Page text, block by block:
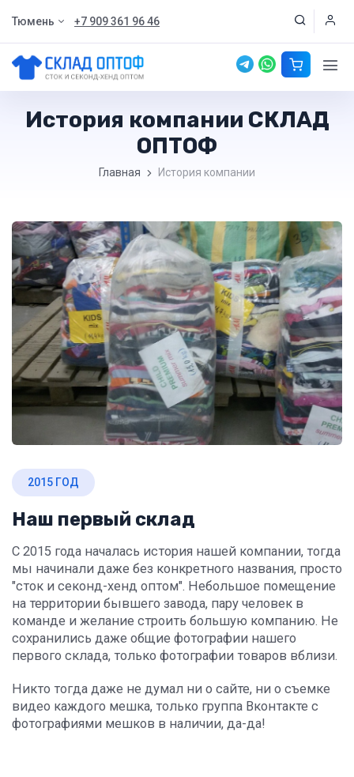
Тюмень +7 909 361 96 46
История компании СКЛАД
ОПТОФ
Главная История компании
2015 ГОД
Наш первый склад
С 2015 года началась история нашей компании, тогда
мы начинали даже без конкретного названия, просто
"сток и секонд-хенд оптом". Небольшое помещение
на территории бывшего завода, пару человек в
команде и желание строить большую компанию. Не
сохранились даже общие фотографии нашего
первого склада, только фотографии товаров вблизи.
Никто тогда даже не думал ни о сайте, ни о съемке
видео каждого мешка, только группа Вконтакте с
фотографиями мешков в наличии, да-да!